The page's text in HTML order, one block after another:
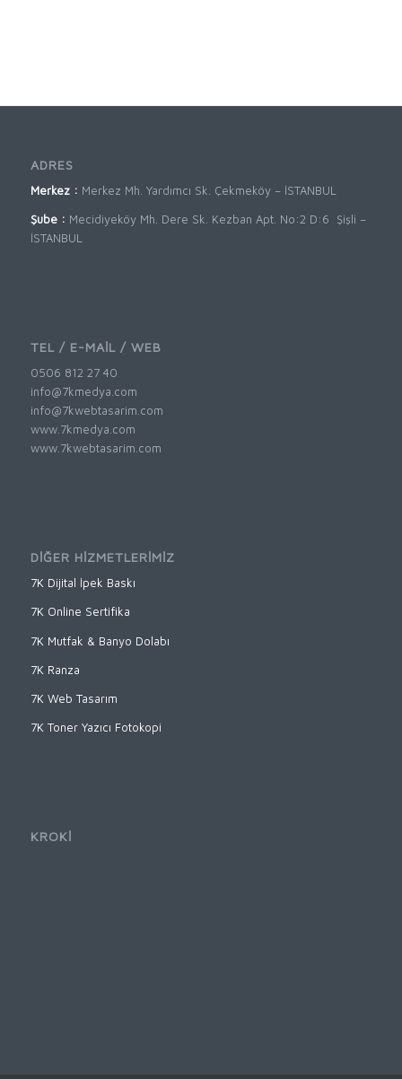
ADRES
Merkez : Merkez Mh. Yardımcı Sk. Çekmeköy – İSTANBUL
Şube : Mecidiyeköy Mh. Dere Sk. Kezban Apt. No:2 D:6 Şişli –
İSTANBUL
TEL / E-MAİL / WEB
0506 812 27 40
info@7kmedya.com
info@7kwebtasarim.com
www.7kmedya.com
www.7kwebtasarim.com
DİĞER HİZMETLERİMİZ
7K Dijital İpek Baskı
7K Online Sertifika
7K Mutfak & Banyo Dolabı
7K Ranza
7K Web Tasarım
7K Toner Yazıcı Fotokopi
KROKİ